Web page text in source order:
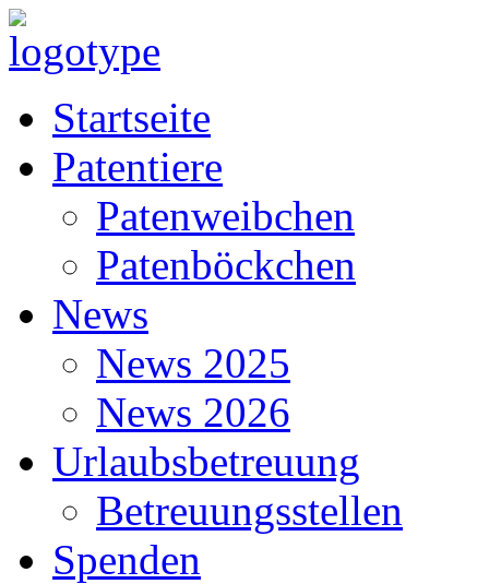
Startseite
Patentiere
Patenweibchen
Patenböckchen
News
News 2025
News 2026
Urlaubsbetreuung
Betreuungsstellen
Spenden